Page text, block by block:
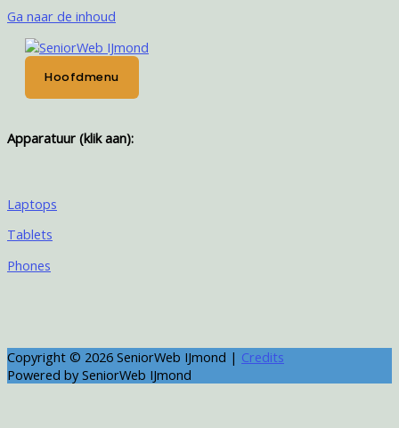
Ga naar de inhoud
Hoofdmenu
Apparatuur (klik aan):
Laptops
Tablets
Phones
Copyright © 2026 SeniorWeb IJmond | Credits
Powered bySeniorWeb IJmond